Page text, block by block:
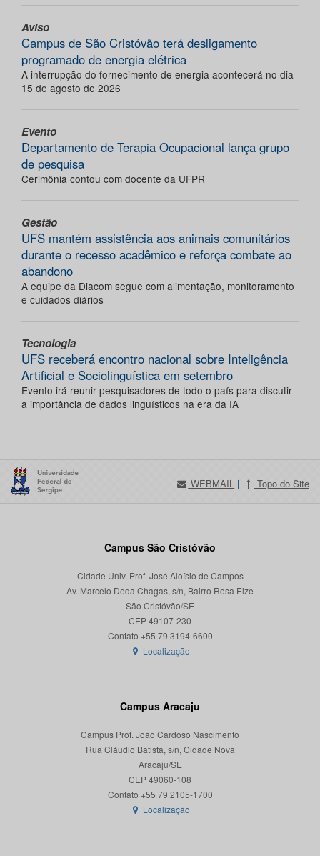
Aviso
Campus de São Cristóvão terá desligamento
programado de energia elétrica
A interrupção do fornecimento de energia acontecerá no dia
15 de agosto de 2026
Evento
Departamento de Terapia Ocupacional lança grupo
de pesquisa
Cerimônia contou com docente da UFPR
Gestão
UFS mantém assistência aos animais comunitários
durante o recesso acadêmico e reforça combate ao
abandono
A equipe da Diacom segue com alimentação, monitoramento
e cuidados diários
Tecnologia
UFS receberá encontro nacional sobre Inteligência
Artificial e Sociolinguística em setembro
Evento irá reunir pesquisadores de todo o país para discutir
a importância de dados linguísticos na era da IA
WEBMAIL | Topo do Site
Campus São Cristóvão
Cidade Univ. Prof. José Aloísio de Campos
Av. Marcelo Deda Chagas, s/n, Bairro Rosa Elze
São Cristóvão/SE
CEP 49107-230
Localização
Campus Aracaju
Campus Prof. João Cardoso Nascimento
Rua Cláudio Batista, s/n, Cidade Nova
Aracaju/SE
CEP 49060-108
Localização